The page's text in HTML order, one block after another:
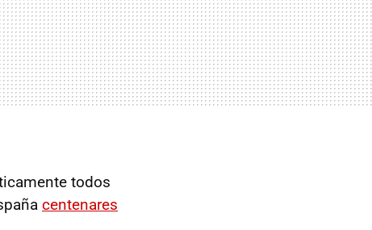
todos
centenares